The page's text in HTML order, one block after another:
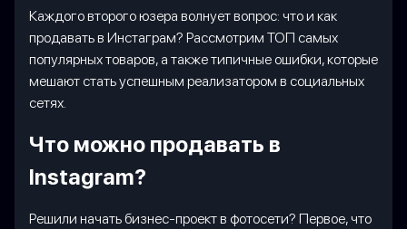
Каждого второго юзера волнует вопрос: что и как
продавать в Инстаграм? Рассмотрим ТОП самых
популярных товаров, а также типичные ошибки, которые
мешают стать успешным реализатором в социальных
сетях.
Что можно продавать в
Instagram?
Решили начать бизнес-проект в фотосети? Первое, что